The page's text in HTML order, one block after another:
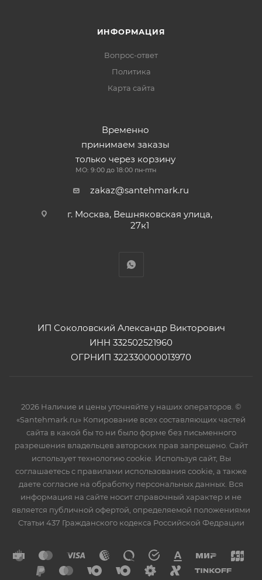
ИНФОРМАЦИЯ
Вопрос-ответ
Политика
Карта сайта
Временно
принимаем заказы
только через корзину
МО: 9:00 до 18:00 пн-птн
zakaz@santehmark.ru
г. Москва, Вешняковская улица,
27к1
ИП Соколовский Александр Викторович
ИНН 332502521960
ОГРНИП 322330000013970
2026 Наличие и цены уточняйте у наших операторов. ©
«Santehmark.ru» Копирование всех составляющих частей
сайта в какой бы то ни было форме без письменного
разрешения владельцев авторских прав запрещено. Сайт
использует технологию cookie. Используя сайт, Вы
соглашаетесь с правилами использования cookie, а также
даете согласие на обработку персональных данных. Вся
информация на сайте носит справочный характер и не
является публичной офертой, определяемой положениями
Статьи 437 Гражданского кодекса Российской Федрации